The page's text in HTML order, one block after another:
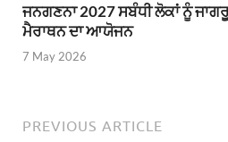
ਜਨਗਣਨਾ 2027 ਸਬੰਧੀ ਲੋਕਾਂ ਨੂੰ
ਮੈਰਾਥਨ ਦਾ ਆਯੋਜਨ
7 May 2026
PREVIOUS ARTICLE